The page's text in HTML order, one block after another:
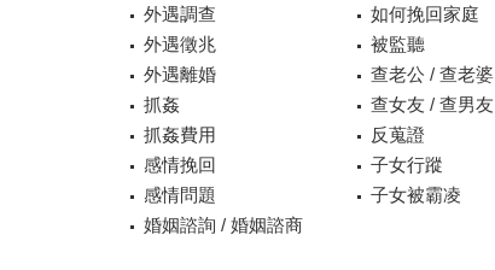
外遇調查
外遇徵兆
外遇離婚
抓姦
抓姦費用
感情挽回
感情問題
婚姻諮詢 / 婚姻諮商
如何挽回家庭
被監聽
查老公 / 查老婆
查女友 / 查男友
反蒐證
子女行蹤
子女被霸凌